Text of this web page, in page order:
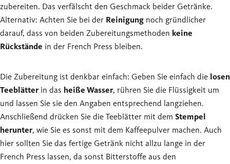
zubereiten. Das verfälscht den Geschmack beider Getränke.
Alternativ: Achten Sie bei der Reinigung noch gründlicher
darauf, dass von beiden Zubereitungsmethoden keine
Rückstände in der French Press bleiben.
Die Zubereitung ist denkbar einfach: Geben Sie einfach die losen
Teeblätterin das heiße Wasser, rühren Sie die Flüssigkeit um
und lassen Sie sie den Angaben entsprechend langziehen.
Anschließend drücken Sie die Teeblätter mit dem Stempel
herunter, wie Sie es sonst mit dem Kaffeepulver machen. Auch
hier sollten Sie das fertige Getränk nicht allzu lange in der
French Press lassen, da sonst Bitterstoffe aus den